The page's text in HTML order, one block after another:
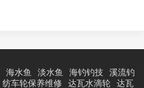
海水鱼 淡水鱼 海钓钓技
溪流钓
纺车轮保养维修 达瓦水滴轮 达瓦